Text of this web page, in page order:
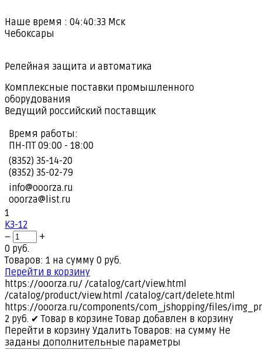
Наше время : 04:40:34 Мск
Чебоксары
Релейная защита и автоматика
Комплексные поставки промышленного
оборудования
Ведущий российский поставщик
Время работы:
ПН-ПТ 09:00 - 18:00
(8352) 35-14-20
(8352) 35-02-79
info@ooorza.ru
ooorza@list.ru
1
КЗ-12
−
+
0 руб.
Товаров: 1 на сумму 0 руб.
Перейти в корзину
https://ooorza.ru/ /catalog/cart/view.html
/catalog/product/view.html /catalog/cart/delete.html
https://ooorza.ru/components/com_jshopping/files/
2 руб. ✔ Товар в корзине Товар добавлен в корзину
Перейти в корзину Удалить Товаров: на сумму Не
заданы дополнительные параметры